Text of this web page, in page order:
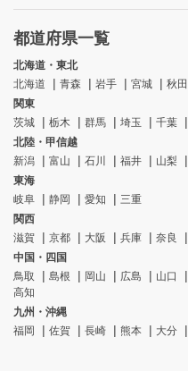
都道府県一覧
北海道・東北
北海道
青森 岩手 宮城 秋田
関東
茨城
栃木 群馬 埼玉 千葉
北陸・甲信越
新潟
富山 石川 福井 山梨
東海
岐阜
静岡 愛知
三重
関西
滋賀
京都 大阪 兵庫 奈良
中国・四国
鳥取
島根 岡山 広島 山口
高知
九州・沖縄
福岡
佐賀 長崎 熊本 大分